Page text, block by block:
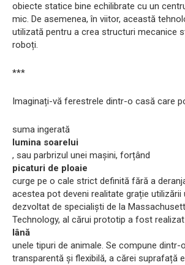
obiecte statice bine echilibrate cu un
mic. De asemenea, în viitor, această
utilizată pentru a crea structuri mecanice
roboți.
***
Imaginați-vă ferestrele dintr-o casă care
suma ingerată
lumina soarelui
, sau parbrizul unei mașini, forțând
picaturi de ploaie
curge pe o cale strict definită fără a
acestea pot deveni realitate grație utilizării
dezvoltat de specialiști de la
Technology, al cărui prototip a fost
lână
unele tipuri de animale. Se compune dintr-
transparentă și flexibilă, a cărei suprafață